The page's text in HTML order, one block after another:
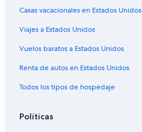
Casas vacacionales en Estados Unidos
Viajes a Estados Unidos
Vuelos baratos a Estados Unidos
Renta de autos en Estados Unidos
Todos los tipos de hospedaje
Políticas